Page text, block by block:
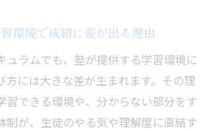
環境で成績に差が出る理由
ュラムでも、塾が提供する学習環境に
方には大きな差が生まれます。その理
習できる環境や、分からない部分をす
制が、生徒のやる気や理解度に直結す